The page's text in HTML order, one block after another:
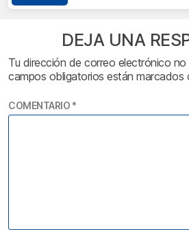
DEJA UNA
Tu dirección de correo electrónico no
campos obligatorios están marcados
COMENTARIO *